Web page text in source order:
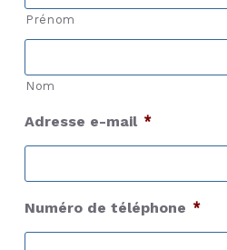
Prénom
Nom
Adresse e-mail *
Numéro de téléphone *